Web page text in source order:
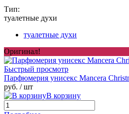
Тип:
туалетные духи
туалетные духи
Оригинал!
Быстрый просмотр
Парфюмерия унисекс Mancera
руб. / шт
В корзину